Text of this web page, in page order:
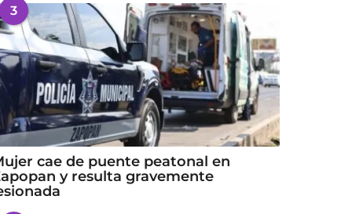
3
cae de puente peatonal en
y resulta gravemente